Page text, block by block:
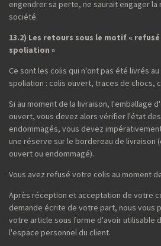
engendrer sa perte, ne saurait engager
société.
13.2) Les retours sous le motif «
spoliation »
Ce sont les colis qui n'ont pas été livrés
spoliation : colis ouvert, traces de chocs,
Si au moment de la livraison, l'emballage
ouvert, vous devez alors vérifier l'état
endommagés, vous devez
une réserve sur le bordereau de livraison
ouvert ou endommagé).
Vous avez refusé votre colis au moment
Après réception et acceptation de votre
demande écrite de votre part, nous vous
votre article sous forme d'avoir utilisable
l'espace personnel du client.